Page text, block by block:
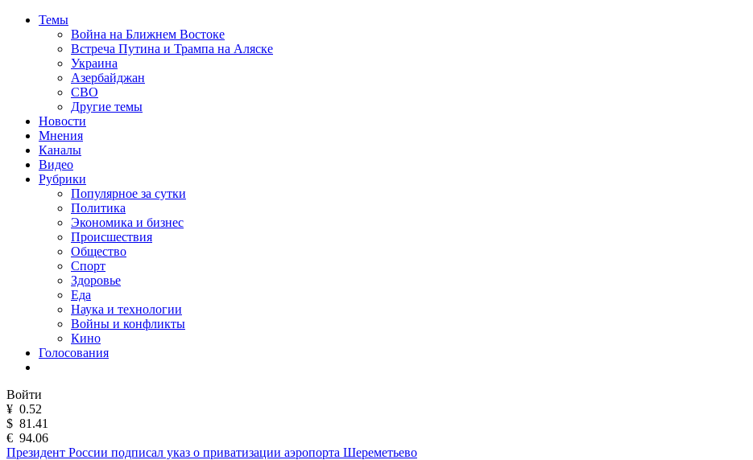
Темы
Война на Ближнем Востоке
Встреча Путина и Трампа на Аляске
Украина
Азербайджан
СВО
Другие темы
Новости
Мнения
Каналы
Видео
Рубрики
Популярное за сутки
Политика
Экономика и бизнес
Происшествия
Общество
Спорт
Здоровье
Еда
Наука и технологии
Войны и конфликты
Кино
Голосования
Войти
¥ 0.52
$ 81.41
€ 94.06
Президент России подписал указ о приватизации аэропорта Шереметьево